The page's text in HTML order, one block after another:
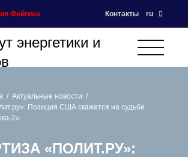
Фейгина Контакты ru
Актуальные новости
Позиция США скажется на судьбе
2»
«ПОЛИТ.РУ»: